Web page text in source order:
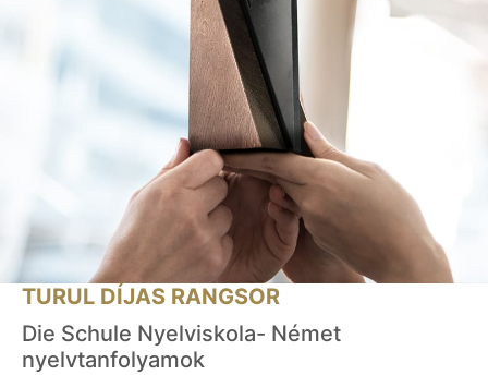
TURUL DÍJAS RANGSOR
Die Schule Nyelviskola- Német
nyelvtanfolyamok